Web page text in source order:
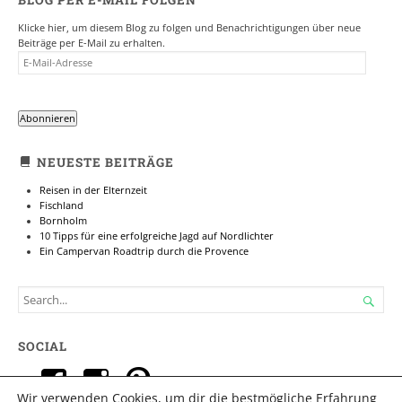
Klicke hier, um diesem Blog zu folgen und Benachrichtigungen über neue
Beiträge per E-Mail zu erhalten.
E-
MAIL-
Abonnieren
NEUESTE BEITRÄGE
Reisen in der Elternzeit
Fischland
Bornholm
10 Tipps für eine erfolgreiche Jagd auf Nordlichter
Ein Campervan Roadtrip durch die Provence
SEARCH
FOR...

SOCIAL
ProfilProfilProfil
Wir verwenden Cookies, um dir die bestmögliche Erfahrung